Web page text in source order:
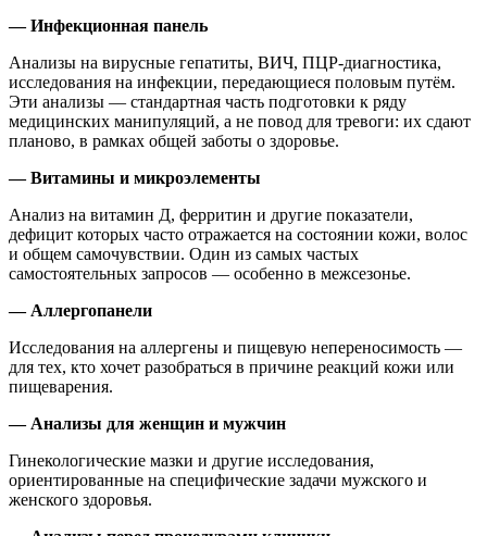
— Инфекционная панель
Анализы на вирусные гепатиты, ВИЧ, ПЦР-диагностика,
исследования на инфекции, передающиеся половым путём.
Эти анализы — стандартная часть подготовки к ряду
медицинских манипуляций, а не повод для тревоги: их сдают
планово, в рамках общей заботы о здоровье.
— Витамины и микроэлементы
Анализ на витамин Д, ферритин и другие показатели,
дефицит которых часто отражается на состоянии кожи, волос
и общем самочувствии. Один из самых частых
самостоятельных запросов — особенно в межсезонье.
— Аллергопанели
Исследования на аллергены и пищевую непереносимость —
для тех, кто хочет разобраться в причине реакций кожи или
пищеварения.
— Анализы для женщин и мужчин
Гинекологические мазки и другие исследования,
ориентированные на специфические задачи мужского и
женского здоровья.